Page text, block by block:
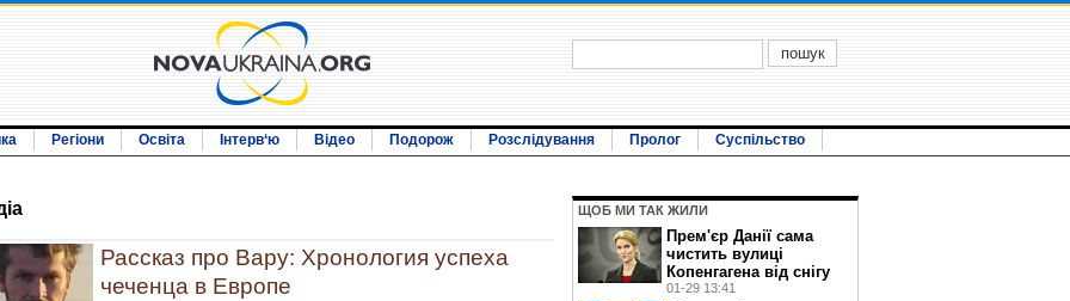
Регіони Освіта Інтерв‘ю Відео Подорож Розслідування Пролог Суспільство
Рассказ про Вару: Хронология успеха
чеченца в Европе
ЩОБ МИ ТАК ЖИЛИ
Прем'єр Данії сама
чистить вулиці
Копенгагена від снігу
01-29 13:41